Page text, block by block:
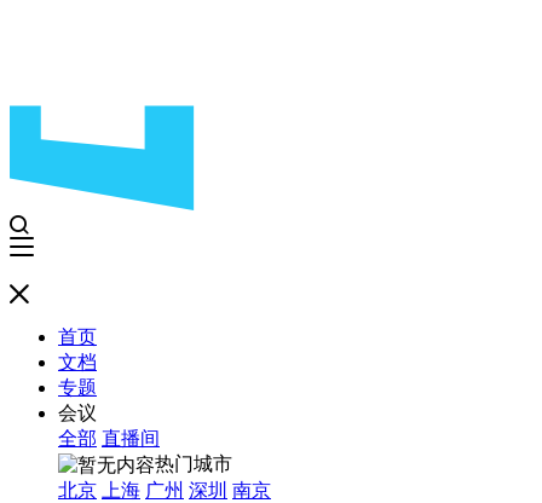
首页
文档
专题
会议
全部 直播间
热门城市
北京
上海 广州 深圳 南京